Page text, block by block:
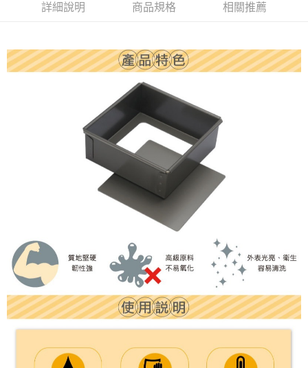
詳細說明 商品規格 相關推薦